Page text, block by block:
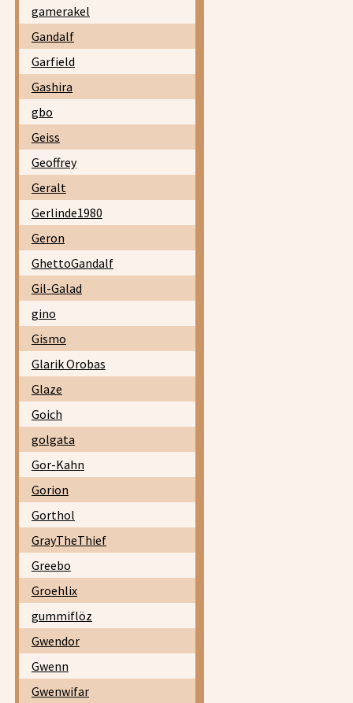
gamerakel
Gandalf
Garfield
Gashira
gbo
Geiss
Geoffrey
Geralt
Gerlinde1980
Geron
GhettoGandalf
Gil-Galad
gino
Gismo
Glarik Orobas
Glaze
Goich
golgata
Gor-Kahn
Gorion
Gorthol
GrayTheThief
Greebo
Groehlix
gummiflöz
Gwendor
Gwenn
Gwenwifar